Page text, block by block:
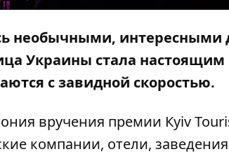
необычными, интересными
Украины стала
с завидной скоростью.
вручения премии Кyiv
компании, отели,